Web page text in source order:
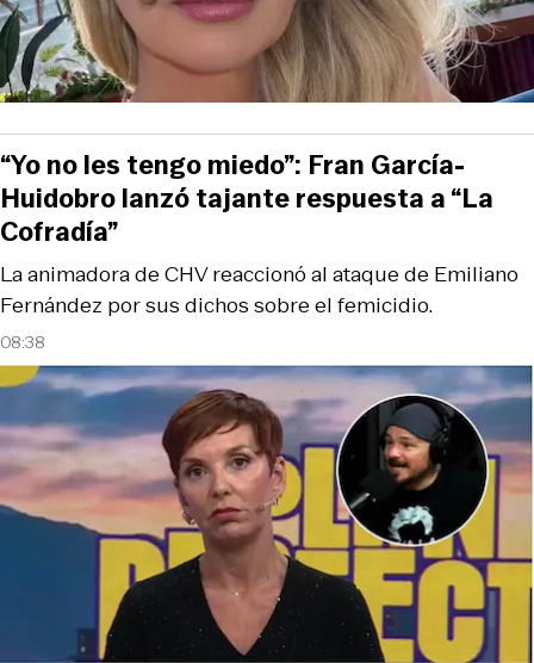
08:38
La animadora de CHV reaccionó al ataque de Emiliano
Fernández por sus dichos sobre el femicidio.
“Yo no les tengo miedo”: Fran García-
Huidobro lanzó tajante respuesta a “La
Cofradía”